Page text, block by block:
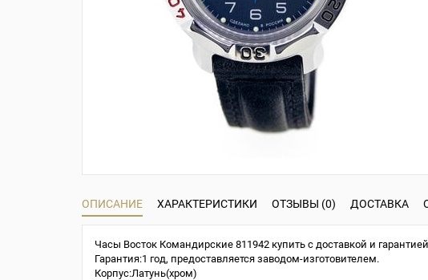
ОПИСАНИЕ ХАРАКТЕРИСТИКИ ОТЗЫВЫ (0) ДОСТАВКА
Часы Восток Командирские 811942 купить с доставкой и
Гарантия:1 год, предоставляется заводом-изготовителем.
Корпус:Латунь(хром)